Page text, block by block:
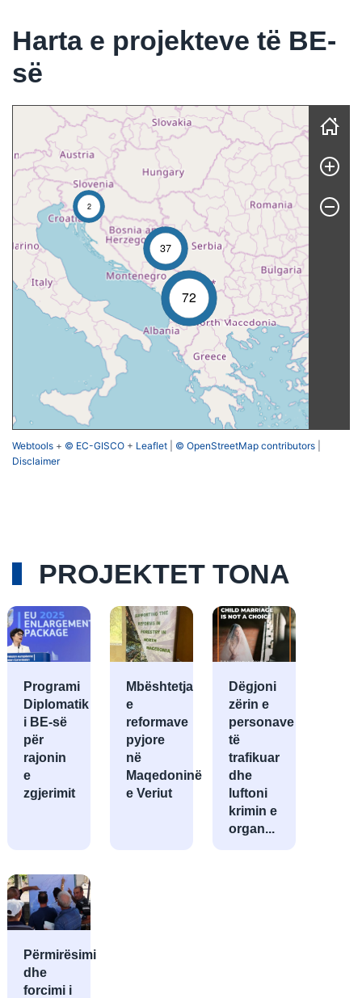
Harta e projekteve të BE-
së
Skip map
72
37
2
Webtools + © EC-GISCO + Leaflet © OpenStreetMap contributors
Disclaimer
PROJEKTET TONA
Programi
Diplomatik
i BE-së
për
rajonin
e
zgjerimit
Mbështetja
e
reformave
pyjore
në
Maqedoninë
e Veriut
Dëgjoni
zërin e
personave
të
trafikuar
dhe
luftoni
krimin e
organ...
Përmirësimi
dhe
forcimi i